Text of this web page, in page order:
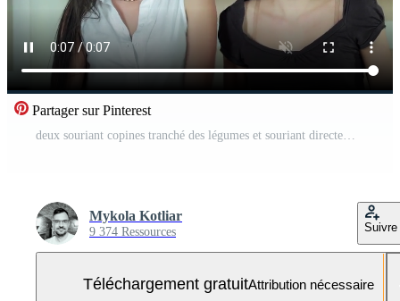
Partager sur Pinterest
deux souriant copines tranché des légumes et souriant directement à le caméra Vidéo Gratuite
Mykola Kotliar
9 374 Ressources Suivre
Téléchargement gratuitAttribution nécessaire